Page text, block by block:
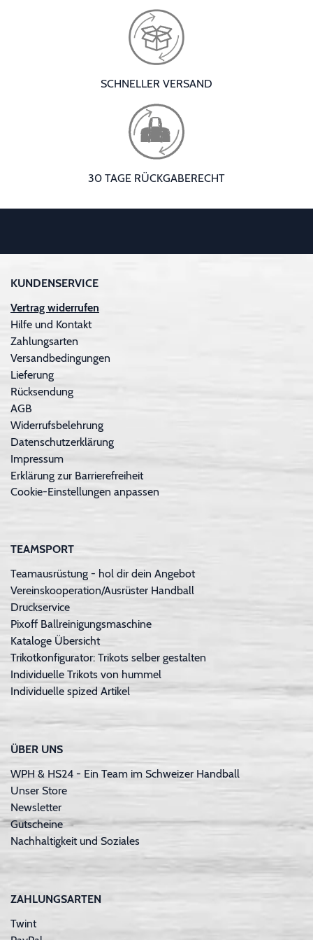
SCHNELLER VERSAND
30 TAGE RÜCKGABERECHT
KUNDENSERVICE
Vertrag widerrufen
Hilfe und Kontakt
Zahlungsarten
Versandbedingungen
Lieferung
Rücksendung
AGB
Widerrufsbelehrung
Datenschutzerklärung
Impressum
Erklärung zur Barrierefreiheit
Cookie-Einstellungen anpassen
TEAMSPORT
Teamausrüstung - hol dir dein Angebot
Vereinskooperation/Ausrüster Handball
Druckservice
Pixoff Ballreinigungsmaschine
Kataloge Übersicht
Trikotkonfigurator: Trikots selber gestalten
Individuelle Trikots von hummel
Individuelle spized Artikel
ÜBER UNS
WPH & HS24 - Ein Team im Schweizer Handball
Unser Store
Newsletter
Gutscheine
Nachhaltigkeit und Soziales
ZAHLUNGSARTEN
Twint